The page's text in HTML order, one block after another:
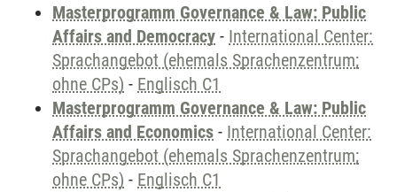
Masterprogramm Governance & Law: Public
Affairs and Democracy - International Center:
Sprachangebot (ehemals Sprachenzentrum;
ohne CPs) - Englisch C1
Masterprogramm Governance & Law: Public
Affairs and Economics - International Center:
Sprachangebot (ehemals Sprachenzentrum;
ohne CPs) - Englisch C1